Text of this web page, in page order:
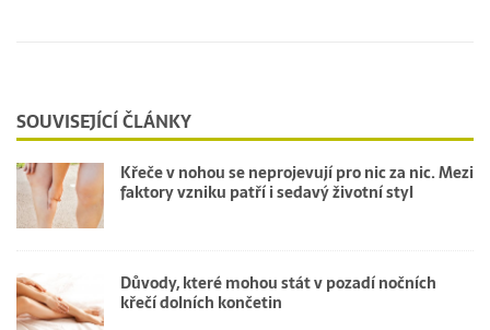
SOUVISEJÍCÍ ČLÁNKY
Křeče v nohou se neprojevují pro nic za nic. Mezi
faktory vzniku patří i sedavý životní styl
Důvody, které mohou stát v pozadí nočních
křečí dolních končetin